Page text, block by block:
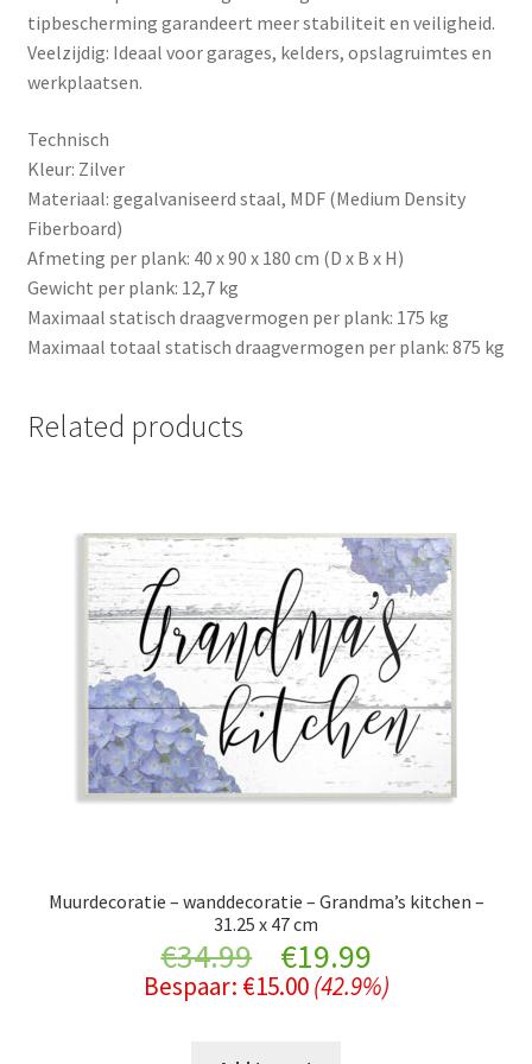
tipbescherming garandeert meer stabiliteit en veiligheid.
Veelzijdig: Ideaal voor garages, kelders, opslagruimtes en
werkplaatsen.
Technisch
Kleur: Zilver
Materiaal: gegalvaniseerd staal, MDF (Medium Density
Fiberboard)
Afmeting per plank: 40 x 90 x 180 cm (D x B x H)
Gewicht per plank: 12,7 kg
Maximaal statisch draagvermogen per plank: 175 kg
Maximaal totaal statisch draagvermogen per plank: 875 kg
Related products
Muurdecoratie – wanddecoratie – Grandma’s kitchen –
31.25 x 47 cm
€34.99
Original
price
€19.99Current
price
Bespaar: €15.00 (42.9%)